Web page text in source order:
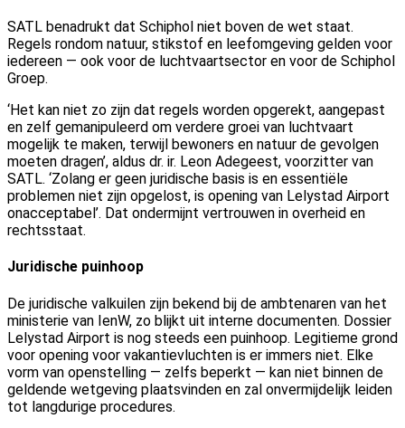
SATL benadrukt dat Schiphol niet boven de wet staat.
Regels rondom natuur, stikstof en leefomgeving gelden voor
iedereen — ook voor de luchtvaartsector en voor de Schiphol
Groep.
‘Het kan niet zo zijn dat regels worden opgerekt, aangepast
en zelf gemanipuleerd om verdere groei van luchtvaart
mogelijk te maken, terwijl bewoners en natuur de gevolgen
moeten dragen’, aldus dr. ir. Leon Adegeest, voorzitter van
SATL. ‘Zolang er geen juridische basis is en essentiële
problemen niet zijn opgelost, is opening van Lelystad Airport
onacceptabel’. Dat ondermijnt vertrouwen in overheid en
rechtsstaat.
Juridische puinhoop
De juridische valkuilen zijn bekend bij de ambtenaren van het
ministerie van IenW, zo blijkt uit interne documenten. Dossier
Lelystad Airport is nog steeds een puinhoop. Legitieme grond
voor opening voor vakantievluchten is er immers niet. Elke
vorm van openstelling — zelfs beperkt — kan niet binnen de
geldende wetgeving plaatsvinden en zal onvermijdelijk leiden
tot langdurige procedures.